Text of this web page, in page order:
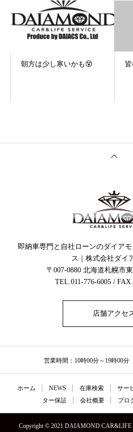
朝方は少し寒いかも😵
即納車専門と自社ローンのダイア
ス｜株式会社ダイ
〒007-0880 北海道札幌市
TEL.011-776-6005 /
店舗アクセ
営業時間：10時00分～19時00分
ホーム NEWS 在庫検索 サー
ター保証
会社概要 ブロ
Copyright © 2021 DAIAMOND CAR&LIFE